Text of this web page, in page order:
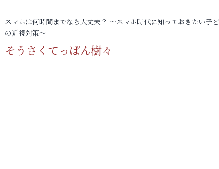
スマホは何時間までなら大丈夫？ ～スマホ時代に知っておきたい子
の近視対策～
そうさくてっぱん樹々